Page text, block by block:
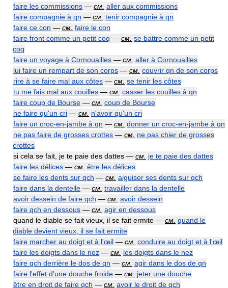
faire les commissions — см. aller aux commissions
faire compagnie à qn — см. tenir compagnie à qn
faire ce con — см. faire le con
faire front comme un petit coq — см. se battre comme un petit
coq
faire un voyage à Cornouailles — см. aller à Cornouailles
lui faire un rempart de son corps — см. couvrir qn de son corps
rire à se faire mal aux côtes — см. se tenir les côtes
tu me fais mal aux couilles — см. casser les couilles à qn
faire coup de Bourse — см. coup de Bourse
ne faire qu'un cri — см. n'avoir qu'un cri
faire un croc-en-jambe à qn — см. donner un croc-en-jambe à qn
ne pas faire de grosses crottes — см. ne pas chier de grosses
crottes
si cela se fait, je te paie des dattes — см. je te paie des dattes
faire les délices — см. être les délices
se faire les dents sur qch — см. aiguiser ses dents sur qch
faire dans la dentelle — см. travailler dans la dentelle
avoir dessein de faire qch — см. avoir dessein
faire qch en dessous — см. agir en dessous
quand le diable se fait vieux, il se fait ermite — см. quand le
diable devient vieux, il se fait ermite
faire marcher au doigt et à l'œil — см. conduire au doigt et à l'œil
faire les doigts dans le nez — см. les doigts dans le nez
faire qch derrière le dos de qn — см. agir dans le dos de qn
faire l'effet d'une douche froide — см. jeter une douche
être en droit de faire qch — см. avoir le droit de qch